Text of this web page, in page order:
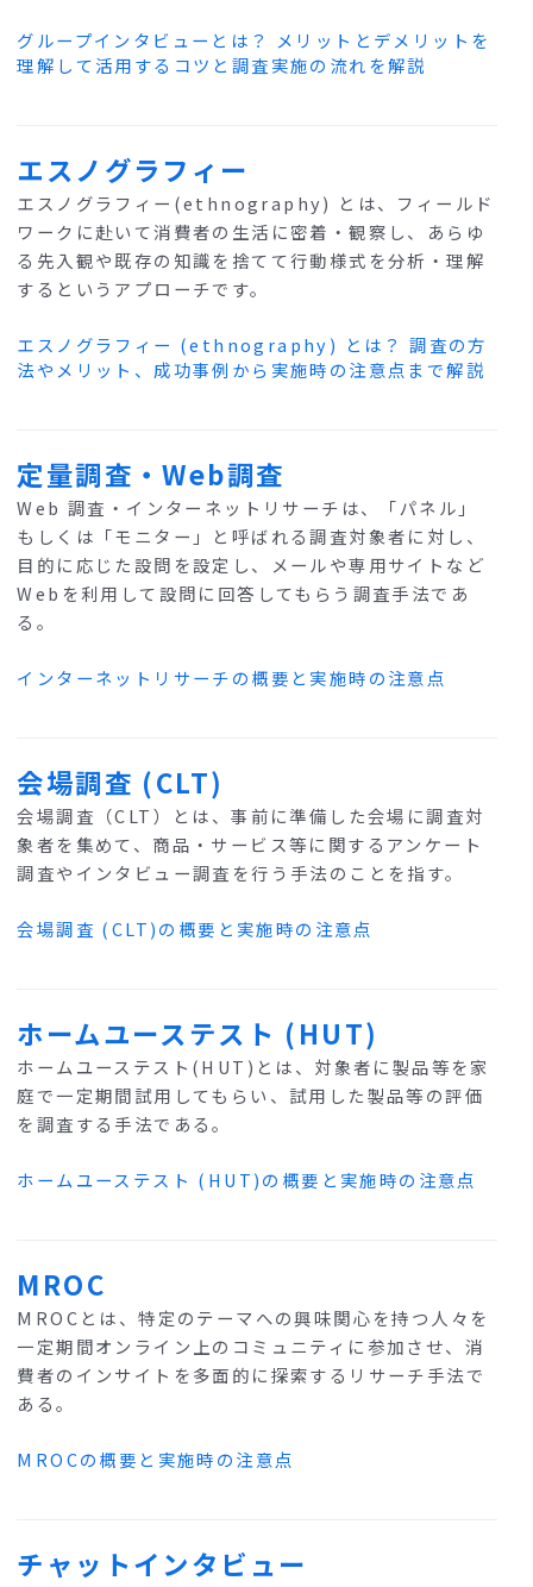
グループインタビューとは？ メリットとデメリットを
理解して活用するコツと調査実施の流れを解説
エスノグラフィー
エスノグラフィー(ethnography) とは、フィールド
ワークに赴いて消費者の生活に密着・観察し、あらゆ
る先入観や既存の知識を捨てて行動様式を分析・理解
するというアプローチです。
エスノグラフィー (ethnography) とは？ 調査の方
法やメリット、成功事例から実施時の注意点まで解説
定量調査・Web調査
Web 調査・インターネットリサーチは、「パネル」
もしくは「モニター」と呼ばれる調査対象者に対し、
目的に応じた設問を設定し、メールや専用サイトなど
Webを利用して設問に回答してもらう調査手法であ
る。
インターネットリサーチの概要と実施時の注意点
会場調査 (CLT)
会場調査（CLT）とは、事前に準備した会場に調査対
象者を集めて、商品・サービス等に関するアンケート
調査やインタビュー調査を行う手法のことを指す。
会場調査 (CLT)の概要と実施時の注意点
ホームユーステスト (HUT)
ホームユーステスト(HUT)とは、対象者に製品等を家
庭で一定期間試用してもらい、試用した製品等の評価
を調査する手法である。
ホームユーステスト (HUT)の概要と実施時の注意点
MROC
MROCとは、特定のテーマへの興味関心を持つ人々を
一定期間オンライン上のコミュニティに参加させ、消
費者のインサイトを多面的に探索するリサーチ手法で
ある。
MROCの概要と実施時の注意点
チャットインタビュー